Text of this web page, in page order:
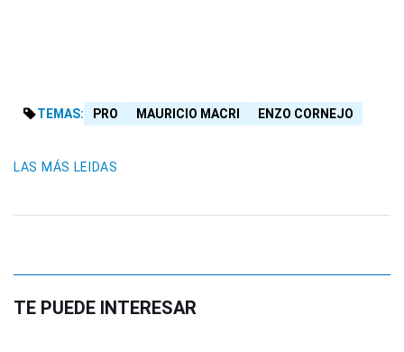
TEMAS: PRO MAURICIO MACRI ENZO CORNEJO
LAS MÁS LEIDAS
TE PUEDE INTERESAR